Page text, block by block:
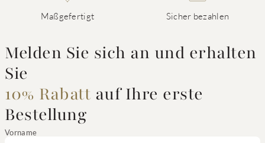
Maßgefertigt Sicher bezahlen
Melden Sie sich an und erhalten
Sie
10% Rabatt auf Ihre erste
Bestellung
Vorname